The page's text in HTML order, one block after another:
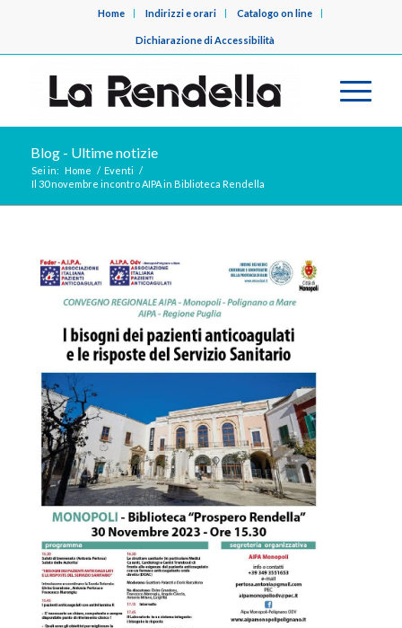
Home Indirizzi e orari Catalogo on line
Dichiarazione di Accessibilità
Blog - Ultime notizie
Sei in: Home / Eventi /
Il 30 novembre incontro AIPA in Biblioteca Rendella